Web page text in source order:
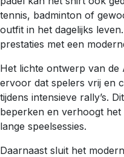
tennis, badminton of
outfit in het dagelijks
prestaties met een
Het lichte ontwerp van de
ervoor dat spelers vrij en
tijdens intensieve rally’s.
beperken en verhoogt het
lange speelsessies.
Daarnaast sluit het